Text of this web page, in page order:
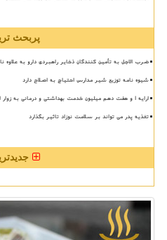
پربحث
ضرب الاجل به تأمین کنندگان ذخایر راهبردی دارو به علاوه
شیوه نامه توزیع شیر مدارس احتیاج به اصلاح دارد
ارایه ۱ و هفت دهم میلیون خدمت بهداشتی و درمانی به زوار اربعین
تغذیه پدر می تواند بر سلامت نوزاد تاثیر بگذارد